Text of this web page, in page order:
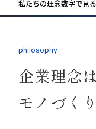
私たちの理念数字で見
philosophy
企業理念は
モノづく